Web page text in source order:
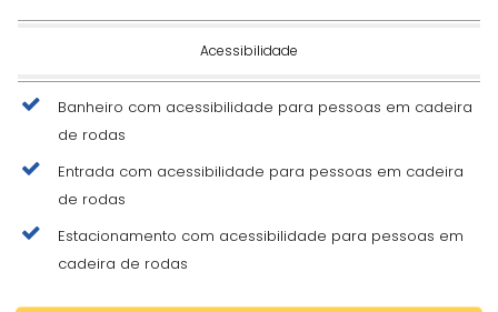
Acessibilidade
Banheiro com acessibilidade para pessoas em cadeira
de rodas
Entrada com acessibilidade para pessoas em cadeira
de rodas
Estacionamento com acessibilidade para pessoas em
cadeira de rodas